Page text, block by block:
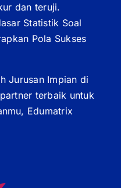
dan teruji.
Statistik Soal
Pola Sukses
Jurusan Impian di
terbaik untuk
Edumatrix